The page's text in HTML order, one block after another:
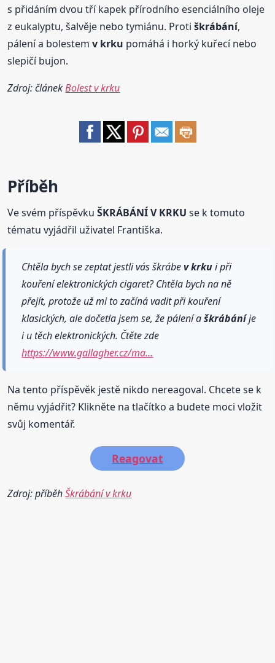
s přidáním dvou tří kapek přírodního esenciálního oleje
z eukalyptu, šalvěje nebo tymiánu. Protiškrábání,
pálení a bolestemv krku pomáhá i horký kuřecí nebo
slepičí bujon.
Zdroj: článekBolest v krku
Příběh
Ve svém příspěvkuŠKRÁBÁNÍ V KRKU se k tomuto
tématu vyjádřil uživatel Františka.
Chtěla bych se zeptat jestli vás škrábev krkui při
kouření elektronických cigaret? Chtěla bych na ně
přejít, protože už mi to začíná vadit při kouření
klasických, ale dočetla jsem se, že pálení aškrábáníje
i u těch elektronických. Čtěte zde
https://www.gallagher.cz/ma…
Na tento příspěvěk jestě nikdo nereagoval. Chcete se k
němu vyjádřit? Klikněte na tlačítko a budete moci vložit
svůj komentář.
Reagovat
Zdroj: příběhŠkrábání v krku